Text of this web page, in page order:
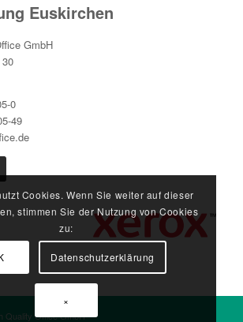
Euskirchen
GmbH
0
49
Quality Office GmbH
Cookies. Wenn Sie weiter auf dieser
stimmen Sie der Nutzung von Cookies
zu:
Datenschutzerklärung
×